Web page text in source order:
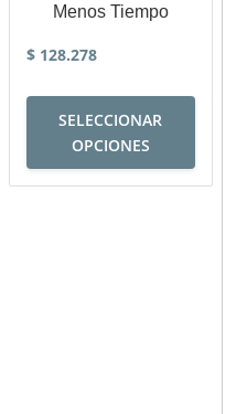
Menos Tiempo
$128.278
SELECCIONAR
OPCIONES
Este